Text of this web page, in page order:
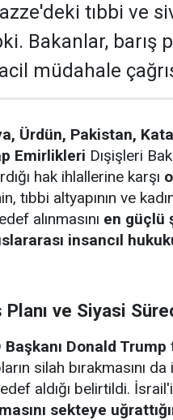
tıbbi ve
Bakanlar, barış
müdahale
Ürdün, Pakistan,
Emirlikleri Dışişleri
hak ihlallerine karşı
tıbbi altyapının ve
alınmasını en güçlü
insancıl
Planı ve Siyasi
Başkanı Donald Trump
silah bırakmasını da
aldığı belirtildi.
sekteye